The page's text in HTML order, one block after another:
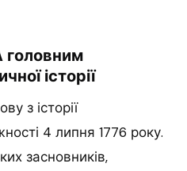
історії
з історії
4 липня 1776 року.
засновників,